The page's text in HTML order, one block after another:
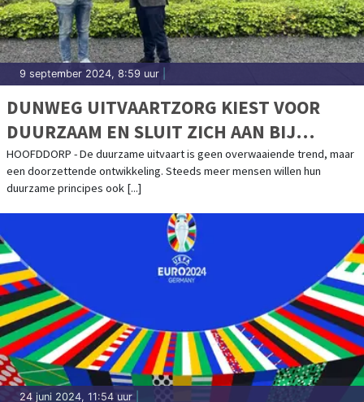
9 september 2024, 8:59 uur
DUNWEG UITVAARTZORG KIEST VOOR
DUURZAAM EN SLUIT ZICH AAN BIJ
GREENLEAVE
HOOFDDORP - De duurzame uitvaart is geen overwaaiende trend, maar
een doorzettende ontwikkeling. Steeds meer mensen willen hun
duurzame principes ook [...]
24 juni 2024, 11:54 uur